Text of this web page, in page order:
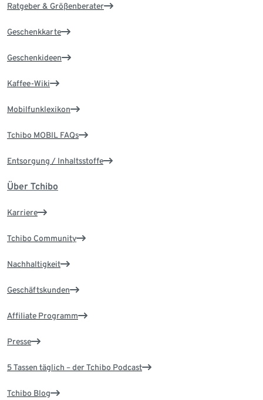
Ratgeber & Größenberater
Geschenkkarte
Geschenkideen
Kaffee-Wiki
Mobilfunklexikon
Tchibo MOBIL FAQs
Entsorgung / Inhaltsstoffe
Über Tchibo
Karriere
Tchibo Community
Nachhaltigkeit
Geschäftskunden
Affiliate Programm
Presse
5 Tassen täglich – der Tchibo Podcast
Tchibo Blog